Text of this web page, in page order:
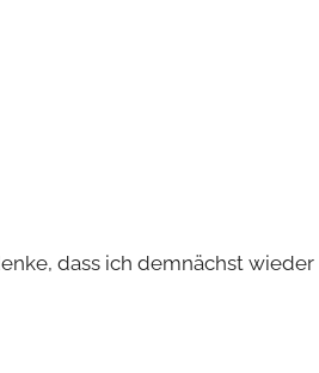
dass ich demnächst wieder